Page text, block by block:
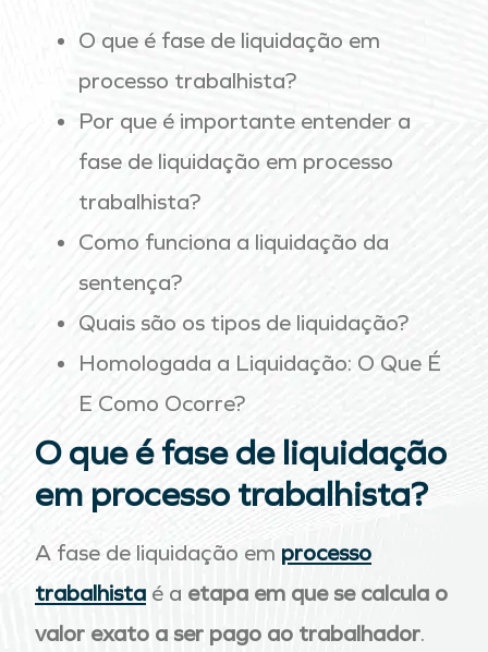
O que é fase de liquidação em
processo trabalhista?
Por que é importante entender a
fase de liquidação em processo
trabalhista?
Como funciona a liquidação da
sentença?
Quais são os tipos de liquidação?
Homologada a Liquidação: O Que É
E Como Ocorre?
O que é fase de liquidação
em processo trabalhista?
A fase de liquidação em processo
trabalhista é a etapa em que se calcula o
valor exato a ser pago ao trabalhador.